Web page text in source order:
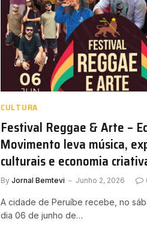
CULTURA
Festival Reggae & Arte –
Movimento leva música,
culturais e economia
By Jornal Bemtevi Junho 2, 2026
A cidade de Peruíbe recebe, no
dia 06 de junho de…